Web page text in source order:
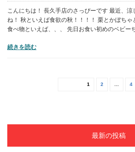
の
こんにちは！ 長久手店のさっぴーです 最近、
ね！ 秋といえば食欲の秋！！！！ 栗とかぼち
食べ物といえば、、、 先日お食い初めのベビー
“ベ
続きを読む
ー
固定ページ1 固
ジ
2 固
4
最新の投稿